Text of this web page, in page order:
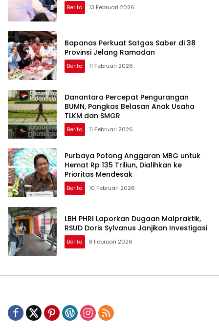
Berita 13 Februari 2026
Bapanas Perkuat Satgas Saber di 38
Provinsi Jelang Ramadan
Berita 11 Februari 2026
Danantara Percepat Pengurangan
BUMN, Pangkas Belasan Anak Usaha
TLKM dan SMGR
Berita 11 Februari 2026
Purbaya Potong Anggaran MBG untuk
Hemat Rp 135 Triliun, Dialihkan ke
Prioritas Mendesak
Berita 10 Februari 2026
LBH PHRI Laporkan Dugaan Malpraktik,
RSUD Doris Sylvanus Janjikan Investigasi
Berita 8 Februari 2026